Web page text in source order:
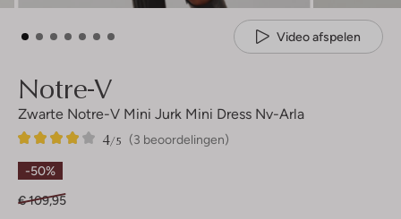
Video afspelen
Notre-V
Zwarte Notre-V Mini Jurk Mini Dress Nv-Arla
(3 beoordelingen)
4/5
3
4
Sterren
-50%
€ 109,95